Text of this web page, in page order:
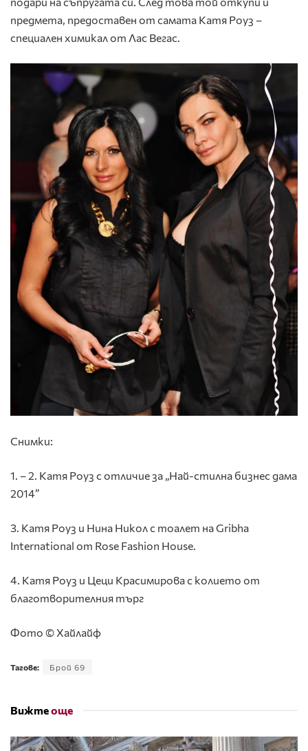
предмета, предоставен от самата Катя Роуз –
специален химикал от Лас Вегас.
Снимки:
1. – 2. Катя Роуз с отличие за „Най-стилна бизнес дама
2014”
3. Катя Роуз и Нина Никол с тоалет на Gribha
International от Rose Fashion House.
4. Катя Роуз и Цеци Красимирова с колието от
благотворителния търг
Фото © Хайлайф
Тагове: Брой 69
Вижтеоще